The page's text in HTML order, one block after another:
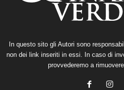
In questo sito gli Autori sono
non dei link inseriti in essi. In caso di
provvederemo a